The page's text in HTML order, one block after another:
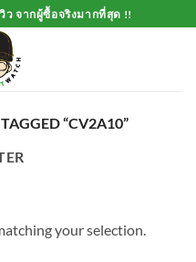
ว จากผู้ซื้อจริงมากที่สุด !!
“CV2A10”
your selection.